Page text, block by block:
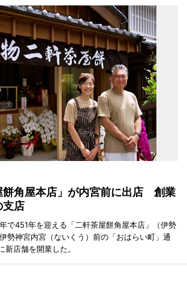
餅角屋本店」が内宮前に出店 創業
店
で451年を迎える「二軒茶屋餅角屋本店」（伊勢
勢神宮内宮（ないくう）前の「おはらい町」通
新店舗を開業した。